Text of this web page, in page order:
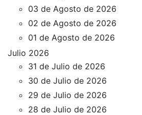
03 de Agosto de 2026
02 de Agosto de 2026
01 de Agosto de 2026
Julio 2026
31 de Julio de 2026
30 de Julio de 2026
29 de Julio de 2026
28 de Julio de 2026